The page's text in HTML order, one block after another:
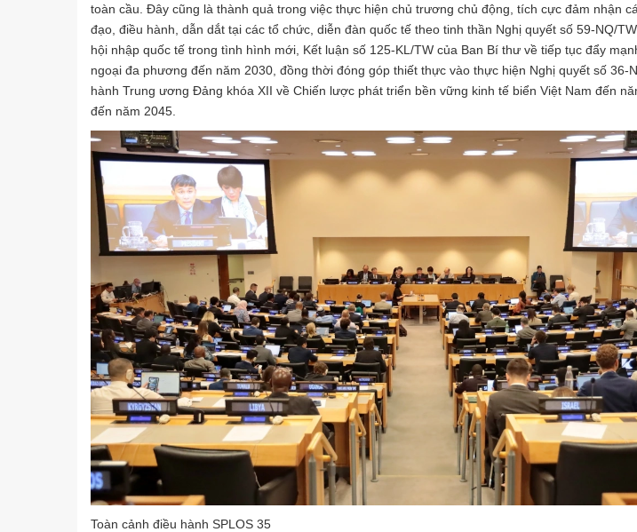
toàn cầu. Đây cũng là thành quả trong việc thực hiện chủ trương chủ động, tích cực đảm nhận
đạo, điều hành, dẫn dắt tại các tổ chức, diễn đàn quốc tế theo tinh thần Nghị quyết số 59-NQ/
hội nhập quốc tế trong tình hình mới, Kết luận số 125-KL/TW của Ban Bí thư về tiếp tục đẩy
ngoại đa phương đến năm 2030, đồng thời đóng góp thiết thực vào thực hiện Nghị quyết số 36-
hành Trung ương Đảng khóa XII về Chiến lược phát triển bền vững kinh tế biển Việt Nam đến
đến năm 2045.
Toàn cảnh điều hành SPLOS 35